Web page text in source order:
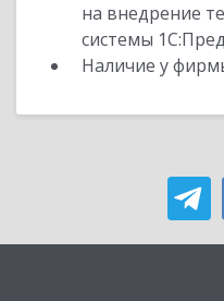
на внедрение
системы
Наличие у